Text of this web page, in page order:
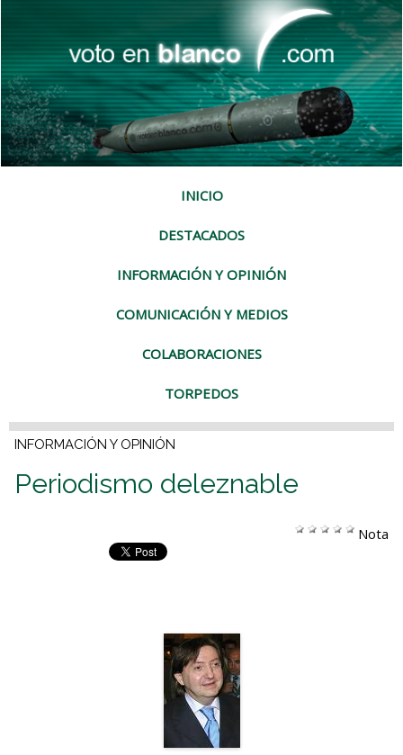
INICIO
DESTACADOS
INFORMACIÓN Y OPINIÓN
COMUNICACIÓN Y MEDIOS
COLABORACIONES
TORPEDOS
INFORMACIÓN Y OPINIÓN
Periodismo deleznable
Nota